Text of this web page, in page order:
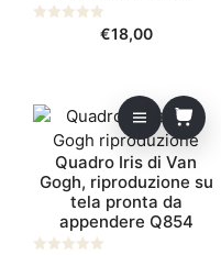
€18,00
Quadro Iris di Van
Gogh, riproduzione su
tela pronta da
appendere Q854